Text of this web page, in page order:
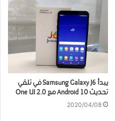
يبدأ Samsung Galaxy J6 في تلقي
تحديث Android 10 مع One UI 2.0
2020/04/08